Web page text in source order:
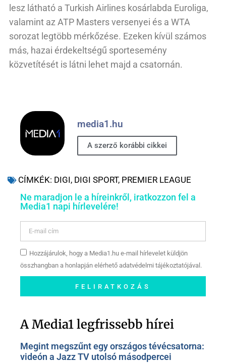
lesz látható a Turkish Airlines kosárlabda Euroliga,
valamint az ATP Masters versenyei és a WTA
sorozat legtöbb mérkőzése. Ezeken kívül számos
más, hazai érdekeltségű sportesemény
közvetítését is látni lehet majd a csatornán.
media1.hu
A szerző korábbi cikkei
CÍMKÉK: DIGI, DIGI SPORT, PREMIER LEAGUE
Ne maradjon le a híreinkről, iratkozzon fel a
Media1 napi hírlevelére!
Hozzájárulok, hogy a Media1.hu e-mail hírlevelet küldjön
összhangban a honlapján elérhető adatvédelmi tájékoztatójával.
FELIRATKOZÁS
oldalunkon!
A Media1 legfrissebb hírei
Megint megszűnt egy országos tévécsatorna:
videón a Jazz TV utolsó másodpercei